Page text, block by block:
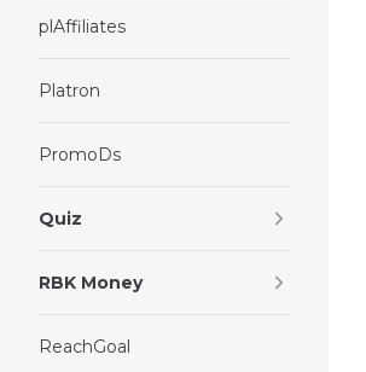
plAffiliates
Platron
PromoDs
Quiz
RBK Money
ReachGoal